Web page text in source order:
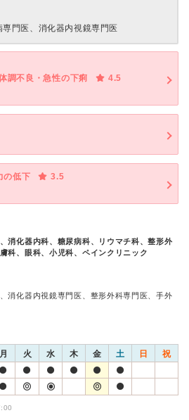
専門医、消化器内視鏡専門医
調不良・急性の下痢
4.5
の低下
3.5
消化器内科、糖尿病科、リウマチ科、整形外
科、眼科、小児科、ペインクリニック
消化器内視鏡専門医、整形外科専門医、手外
月 火 水 木 金 土 日 祝